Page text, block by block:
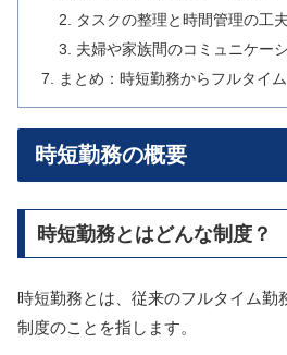
タスクの整理と時間管理の工夫
夫婦や家族間のコミュニケー
まとめ：時短勤務からフルタイ
時短勤務の概要
時短勤務とはどんな制度？
時短勤務とは、従来のフルタイム勤
制度のことを指します。